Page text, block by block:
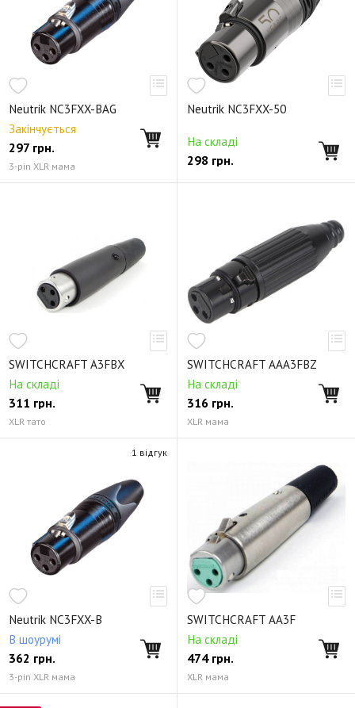
Neutrik NC3FXX-BAG
Закінчується
297 грн.
3-pin XLR мама
Neutrik NC3FXX-50
На складі
298 грн.
SWITCHCRAFT A3FBX
На складі
311 грн.
XLR тато
SWITCHCRAFT AAA3FBZ
На складі
316 грн.
XLR мама
Neutrik NC3FXX-B
В шоурумі
362 грн.
3-pin XLR мама
1 відгук
SWITCHCRAFT AA3F
На складі
474грн.
XLR мама